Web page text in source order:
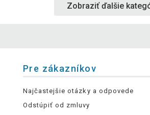
Zobraziť ďalšie
Pre zákazníkov
Najčastejšie otázky a odpovede
Odstúpiť od zmluvy